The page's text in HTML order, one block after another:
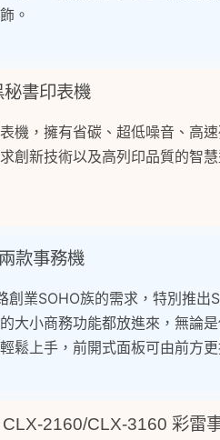
。
書印表機
表機，擁有省碳、超低噪音、高
創新技術以及高列印品質的智
款事務機
創業SOHO族的需求，特別推
大小商務功能都放進來，無論
鬆上手，前開式面板可由前方
2160/CLX-3160 彩雷